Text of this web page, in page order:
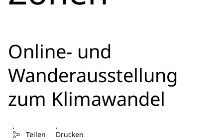
Online- und
Wanderausstellung
zum Klimawandel
Teilen Drucken